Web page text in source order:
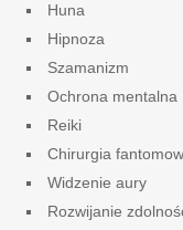
Huna
Hipnoza
Szamanizm
Ochrona mentalna
Reiki
Chirurgia
Widzenie aury
Rozwijanie